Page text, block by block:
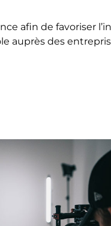
afin de favoriser
auprès des